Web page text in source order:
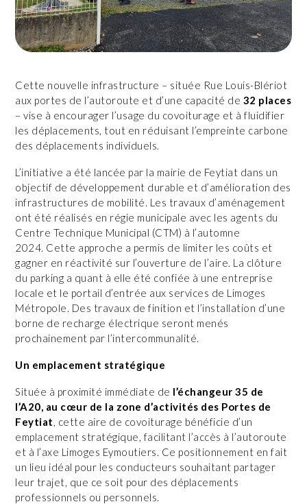
Cette nouvelle infrastructure – située Rue Louis-Blériot
aux portes de l’autoroute et d’une capacité de 32 places
– vise à encourager l’usage du covoiturage et à fluidifier
les déplacements, tout en réduisant l’empreinte carbone
des déplacements individuels.
L’initiative a été lancée par la mairie de Feytiat dans un
objectif de développement durable et d’amélioration des
infrastructures de mobilité. Les travaux d’aménagement
ont été réalisés en régie municipale avec les agents du
Centre Technique Municipal (CTM) à l’automne
2024. Cette approche a permis de limiter les coûts et
gagner en réactivité sur l’ouverture de l’aire. La clôture
du parking a quant à elle été confiée à une entreprise
locale et le portail d’entrée aux services de Limoges
Métropole. Des travaux de finition et l’installation d’une
borne de recharge électrique seront menés
prochainement par l’intercommunalité.
Un emplacement stratégique
Située à proximité immédiate de l’échangeur 35 de
l’A20, au cœur de la zone d’activités des Portes de
Feytiat , cette aire de covoiturage bénéficie d’un
emplacement stratégique, facilitant l’accès à l’autoroute
et à l’axe Limoges Eymoutiers. Ce positionnement en fait
un lieu idéal pour les conducteurs souhaitant partager
leur trajet, que ce soit pour des déplacements
professionnels ou personnels.